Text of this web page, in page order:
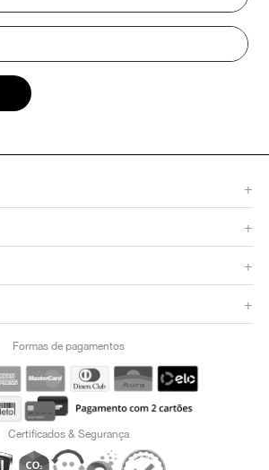
+
+
+
+
Formas de pagamentos
Certificados & Segurança